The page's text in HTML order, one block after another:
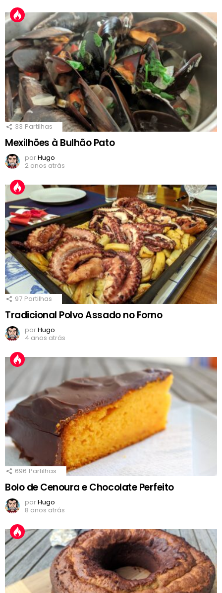
33 Partilhas
Mexilhões à Bulhão Pato
porHugo
2 anos atrás
97 Partilhas
Tradicional Polvo Assado no Forno
porHugo
4 anos atrás
696 Partilhas
Bolo de Cenoura e Chocolate Perfeito
porHugo
8 anos atrás